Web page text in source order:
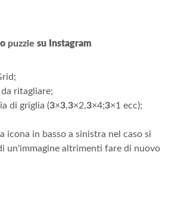
puzzle su Instagram
da ritagliare;
di griglia (3×3,3×2,3×4;3×1 ecc);
icona in basso a sinistra nel caso si
un'immagine altrimenti fare di nuovo